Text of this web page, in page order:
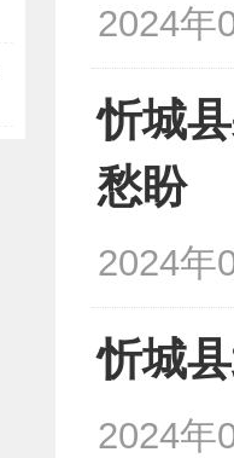
2024年
忻城
愁盼
2024年
忻城
2024年